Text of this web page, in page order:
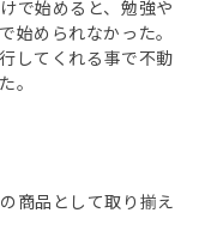
で始めると、勉強や
始められなかった。
してくれる事で不動
。
商品として取り揃え